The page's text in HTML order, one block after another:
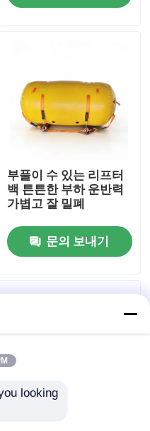
부풀이 수 있는 리프터
백 튼튼한 부하 운반력
가볍고 잘 밀폐
문의 보내기
looking